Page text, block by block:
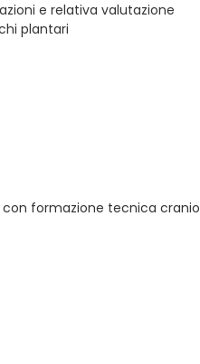
e relativa valutazione
plantari
formazione tecnica cranio